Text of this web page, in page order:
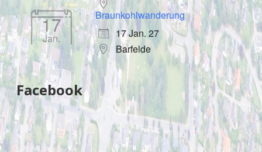
17
Jan.
Braunkohlwanderung
17 Jan. 27
Barfelde
Facebook